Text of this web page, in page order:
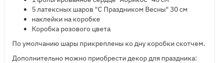
5 латексных шаров "С Праздником Весны" 30 см
наклейки на коробке
Коробка розового цвета
По умолчанию шары прикреплены ко дну коробки скотчем.
Дополнительно можно приобрести декор для праздника: